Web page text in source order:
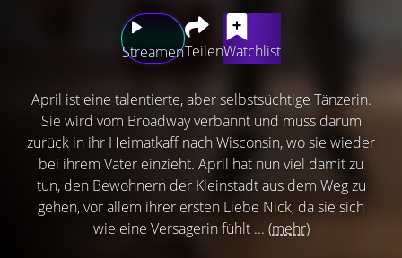
StreamenTeilenWatchlist
April ist eine talentierte, aber selbstsüchtige Tänzerin.
Sie wird vom Broadway verbannt und muss darum
zurück in ihr Heimatkaff nach Wisconsin, wo sie wieder
bei ihrem Vater einzieht. April hat nun viel damit zu
tun, den Bewohnern der Kleinstadt aus dem Weg zu
gehen, vor allem ihrer ersten Liebe Nick, da sie sich
wie eine Versagerin fühlt ... (mehr)